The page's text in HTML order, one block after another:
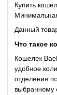
Купить
Данный
Что такое
Кошелек
удобное
отделения
выбранному